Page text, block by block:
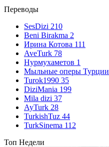
Переводы
SesDizi 210
Beni Birakma 2
Ирина Котова 111
AveTurk 78
Нурмухаметов 1
Мыльные оперы Турции
Turok1990 35
DiziMania 199
Mila dizi 37
AyTurk 28
TurkishTuz 44
TurkSinema 112
Топ Недели